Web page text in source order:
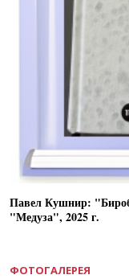
Павел Кушнир:
"Медуза", 2025 г.
ФОТОГАЛЕРЕЯ